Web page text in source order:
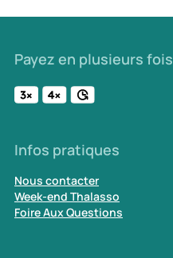
Payez en plusieurs fois
Infos pratiques
Nous contacter
Week-end Thalasso
Foire Aux Questions